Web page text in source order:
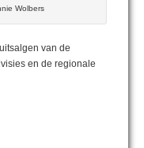
Wolbers
van de
en de regionale